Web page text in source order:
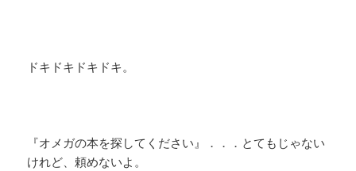
ドキドキドキドキ。
『オメガの本を探してください』．．．とてもじゃない
けれど、頼めないよ。